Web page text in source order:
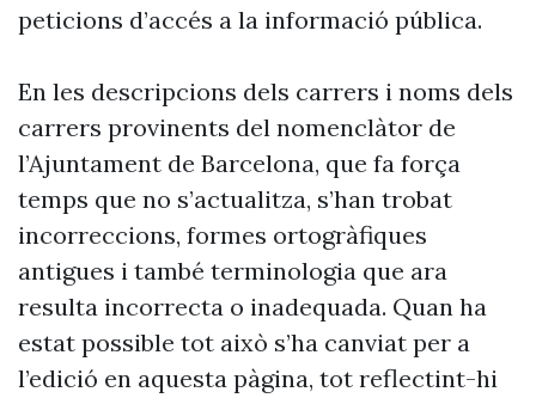
peticions d’accés a la informació pública.
En les descripcions dels carrers i noms dels
carrers provinents del nomenclàtor de
l’Ajuntament de Barcelona, que fa força
temps que no s’actualitza, s’han trobat
incorreccions, formes ortogràfiques
antigues i també terminologia que ara
resulta incorrecta o inadequada. Quan ha
estat possible tot això s’ha canviat per a
l’edició en aquesta pàgina, tot reflectint-hi